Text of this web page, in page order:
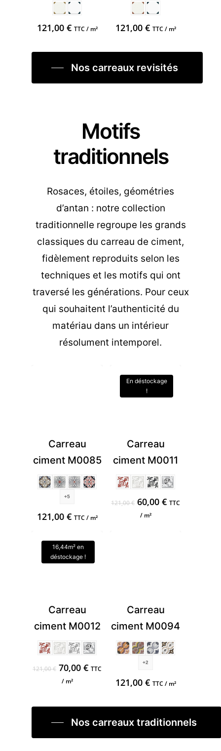
121,00 € TTC / m² 121,00 € TTC / m²
Nos carreaux revisités
Motifs
traditionnels
Rosaces, étoiles, géométries
d’antan : notre collection
traditionnelle regroupe les grands
classiques du carreau de ciment,
fidèlement reproduits selon les
techniques et les motifs qui ont
traversé les générations. Pour ceux
qui souhaitent l’authenticité du
matériau dans un intérieur
résolument intemporel.
Carreau
ciment M0085
+5
121,00 € TTC / m²
Carreau
ciment M0011
121,00€ Le
prix
60,00€Le
TTC
/ m²
Carreau
ciment M0012
121,00€ Le
prix
121,00 €.
70,00€Le
70,00 €.
TTC
/ m²
Carreau
ciment M0094
+2
121,00 € TTC / m²
Nos carreaux traditionnels